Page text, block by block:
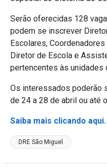
Serão oferecidas 128
podem se inscrever
Escolares,
Diretor de Escola e
pertencentes às unidades
Os interessados poderão
de 24 a 28 de abril ou até
Saiba mais clicando aqui.
DRE São Miguel